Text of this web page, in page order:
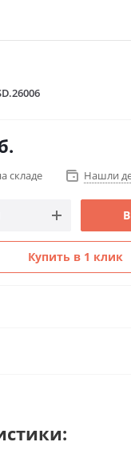
складе Нашли
Купить в 1 клик